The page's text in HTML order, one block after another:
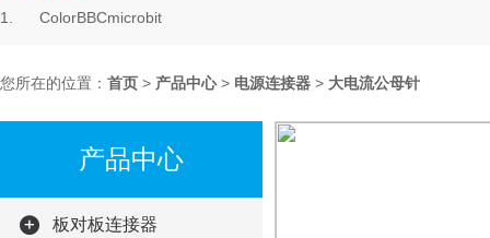
1.
ColorBBCmicrobit
您所在的位置： 首页 > 产品中心> 电源连接器 > 大电流公母针
产品中心
板对板连接器